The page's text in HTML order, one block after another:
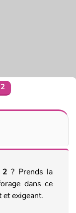
2 ? Prends la
dans ce
exigeant.